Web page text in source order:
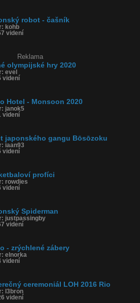
robot - čašník
kohb
videní
Reklama
olympijské hry 2020
evel
videní
Hotel - Monsoon 2020
janok5
videní
japonského gangu Bōsōzoku
iaan93
videní
profíci
rowdies
videní
Spiderman
justpassingby
videní
- zrýchlené zábery
elnorka
videní
ceremoniál LOH 2016 Rio
l3bron
videní